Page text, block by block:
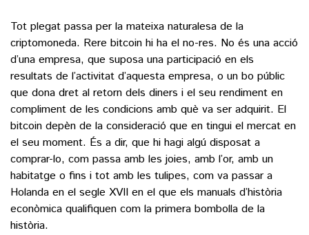
Tot plegat passa per la mateixa naturalesa de la
criptomoneda. Rere bitcoin hi ha el no-res. No és una acció
d’una empresa, que suposa una participació en els
resultats de l’activitat d’aquesta empresa, o un bo públic
que dona dret al retorn dels diners i el seu rendiment en
compliment de les condicions amb què va ser adquirit. El
bitcoin depèn de la consideració que en tingui el mercat en
el seu moment. És a dir, que hi hagi algú disposat a
comprar-lo, com passa amb les joies, amb l’or, amb un
habitatge o fins i tot amb les tulipes, com va passar a
Holanda en el segle XVII en el que els manuals d’història
econòmica qualifiquen com la primera bombolla de la
història.